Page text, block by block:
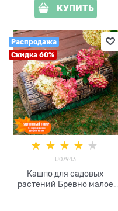
КУПИТЬ
Распродажа
Скидка 60%
U07943
Кашпо для садовых
растений Бревно малое